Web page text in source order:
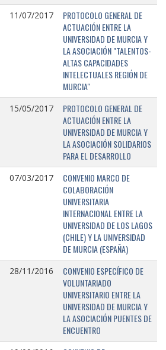
11/07/2017
PROTOCOLO GENERAL DE
ACTUACIÓN ENTRE LA
UNIVERSIDAD DE MURCIA Y
LA ASOCIACIÓN "TALENTOS-
ALTAS CAPACIDADES
INTELECTUALES REGIÓN DE
MURCIA"
15/05/2017
PROTOCOLO GENERAL DE
ACTUACIÓN ENTRE LA
UNIVERSIDAD DE MURCIA Y
LA ASOCIACIÓN SOLIDARIOS
PARA EL DESARROLLO
07/03/2017
CONVENIO MARCO DE
COLABORACIÓN
UNIVERSITARIA
INTERNACIONAL ENTRE LA
UNIVERSIDAD DE LOS LAGOS
(CHILE) Y LA UNIVERSIDAD
DE MURCIA (ESPAÑA)
28/11/2016
CONVENIO ESPECÍFICO DE
VOLUNTARIADO
UNIVERSITARIO ENTRE LA
UNIVERSIDAD DE MURCIA Y
LA ASOCIACIÓN PUENTES DE
ENCUENTRO